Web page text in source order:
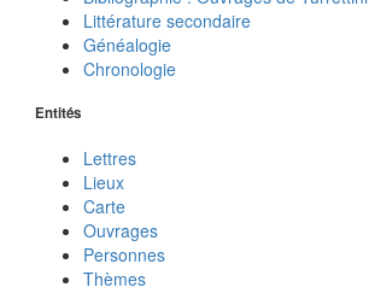
Littérature secondaire
Généalogie
Chronologie
Entités
Lettres
Lieux
Carte
Ouvrages
Personnes
Thèmes